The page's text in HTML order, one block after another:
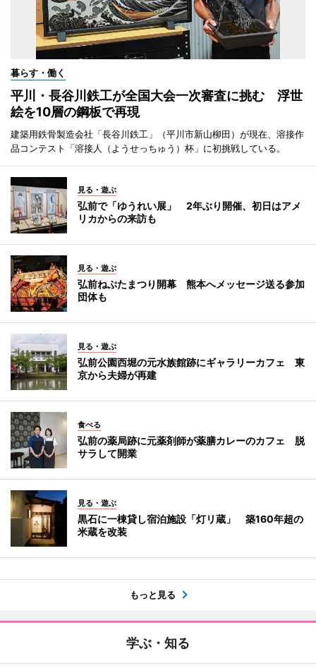
暮らす・働く
平川・長谷川鉄工が全国大会一次審査に挑む 浮世
絵を10層の鋼板で再現
建築用鉄骨製造会社「長谷川鉄工」（平川市新山柳田）が現在、溶接作
品コンテスト「溶接人（ようせっちゅう）杯」に初挑戦している。
見る・遊ぶ
弘前で「ゆうれい展」 2年ぶり開催、初日はアメ
リカからの来訪も
見る・遊ぶ
弘前ねぷたまつり開幕 熊本へメッセージ送る参加
団体も
見る・遊ぶ
弘前公園西堀の元水族館跡にギャラリーカフェ 東
京から夫婦が再建
食べる
弘前の薬局跡に元薬剤師が薬膳カレーのカフェ 脱
サラして開業
見る・遊ぶ
黒石に一棟貸し宿泊施設「灯リ蔵」 築160年超の
米蔵を改装
もっと見る
学ぶ・知る